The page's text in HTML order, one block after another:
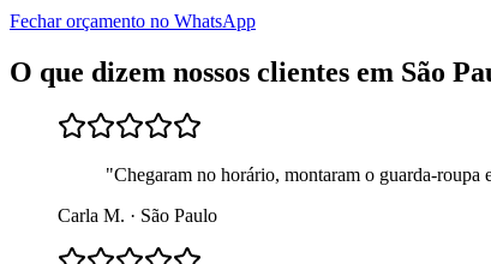
Fechar orçamento no WhatsApp
O que dizem nossos clientes em São
"Chegaram no horário, montaram o guarda-roupa
Carla M. · São Paulo